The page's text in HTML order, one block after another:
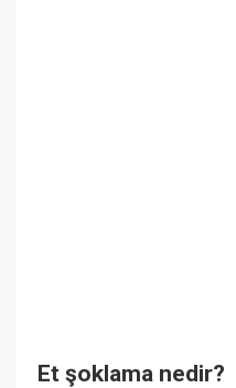
Et şoklama nedir?